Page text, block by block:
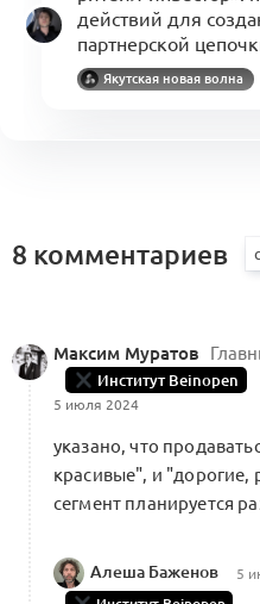
действий для
партнерской
Якутская новая волна
0 комментариев
Меморандум о
в международных
ценности»
8 комментариев
Максим Муратов
Институт Beinopen
5 июля 2024
указано, что
красивые", и "дорогие,
сегмент планируется
Алеша Баженов 5